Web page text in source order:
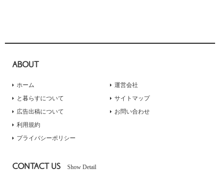
ABOUT
ホーム
と暮らすについて
広告出稿について
運営会社
サイトマップ
お問い合わせ
利用規約
プライバシーポリシー
CONTACT US Show Detail